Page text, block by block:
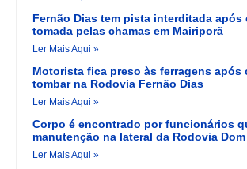
Fernão Dias tem pista interditada após
tomada pelas chamas em Mairiporã
Ler Mais Aqui »
Motorista fica preso às ferragens após
tombar na Rodovia Fernão Dias
Ler Mais Aqui »
Corpo é encontrado por funcionários
manutenção na lateral da Rodovia Dom
Ler Mais Aqui »